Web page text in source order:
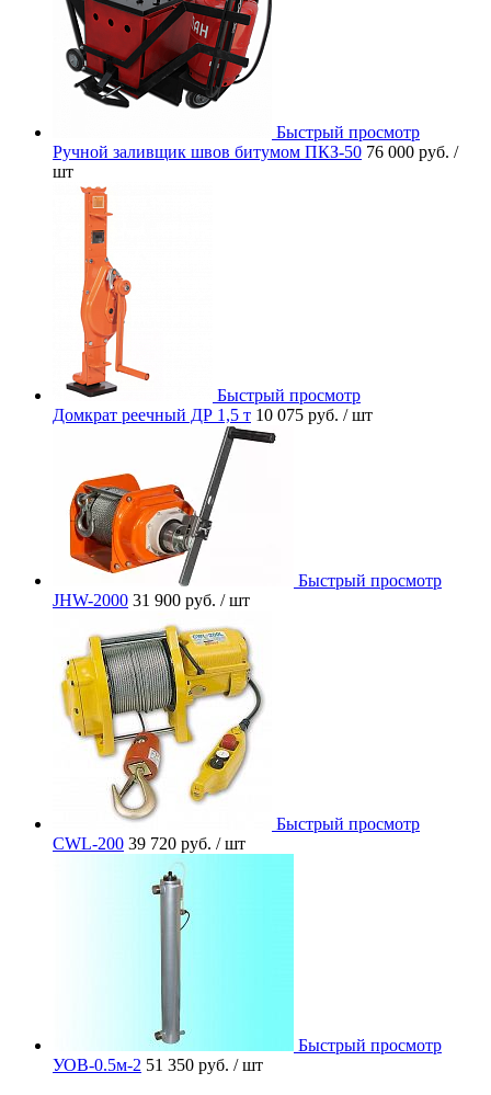
Быстрый просмотр
Ручной заливщик швов битумом ПКЗ-50 76 000 руб. /
шт
Быстрый просмотр
Домкрат реечный ДР 1,5 т 10 075 руб. / шт
Быстрый просмотр
JHW-2000 31 900 руб. / шт
Быстрый просмотр
CWL-200 39 720 руб. / шт
Быстрый просмотр
УОВ-0.5м-2 51 350 руб. / шт